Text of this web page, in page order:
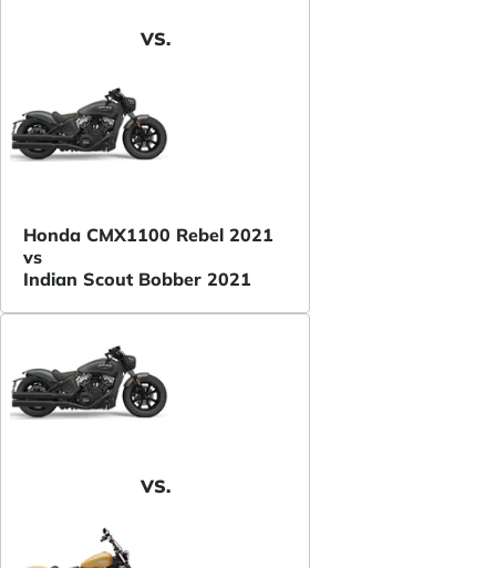
VS.
Honda CMX1100 Rebel 2021
vs
Indian Scout Bobber 2021
VS.